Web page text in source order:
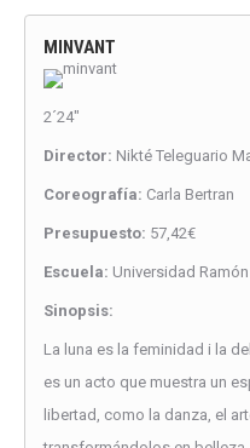
MINVANT
2´24″
Director: Nikté Teleguario
Coreografía: Carla Bertran
Presupuesto: 57,42€
Escuela: Universidad
Sinopsis:
La luna es la feminidad i la
es un acto que muestra un
libertad, como la danza, el